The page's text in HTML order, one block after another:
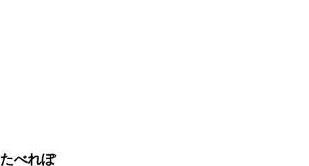
たべれぽ